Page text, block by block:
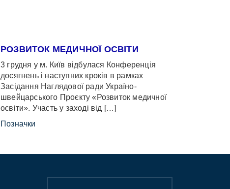
РОЗВИТОК МЕДИЧНОЇ ОСВІТИ
3 грудня у м. Київ відбулася Конференція
досягнень і наступних кроків в рамках
Засідання Наглядової ради Україно-
швейцарського Проєкту «Розвиток медичної
освіти». Участь у заході від […]
Позначки